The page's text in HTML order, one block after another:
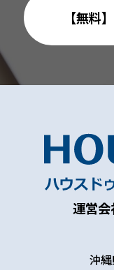
【無料
運営
沖